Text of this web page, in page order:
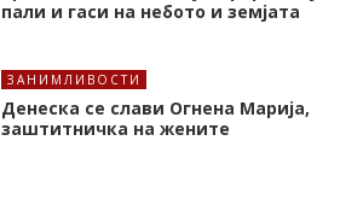
пали и гаси на небото и земјата
ЗАНИМЛИВОСТИ
Денеска се слави Огнена Марија,
заштитничка на жените